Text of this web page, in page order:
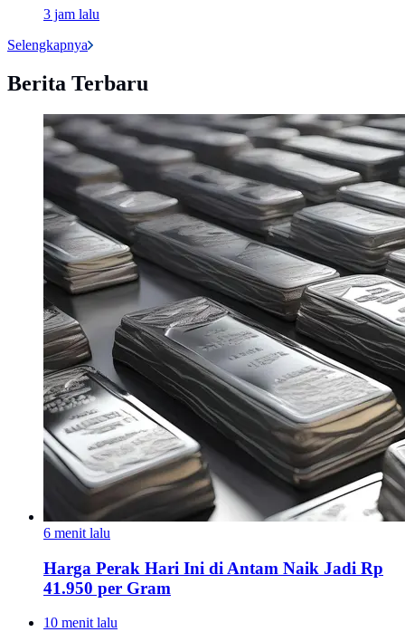
3 jam lalu
Selengkapnya
Berita Terbaru
6 menit lalu
Harga Perak Hari Ini di Antam Naik Jadi Rp
41.950 per Gram
10 menit lalu